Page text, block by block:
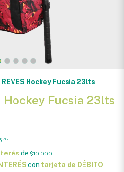
Hockey Fucsia 23lts
Hockey Fucsia 23lts
78
de $10.000
con tarjeta de DÉBITO